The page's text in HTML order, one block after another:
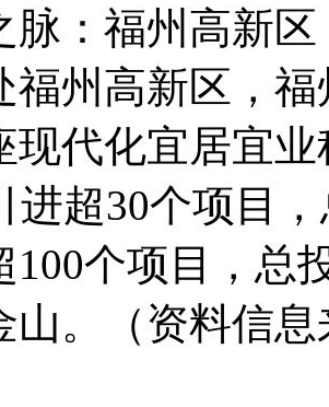
脉：福州高新
福州高新区，
现代化宜居宜
进超30个项目
100个项目，总
山。（资料信